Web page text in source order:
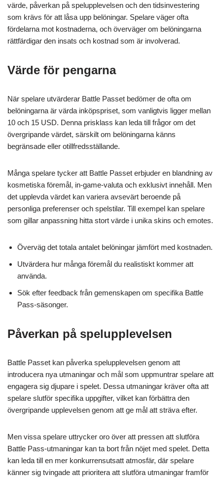
värde, påverkan på spelupplevelsen och den tidsinvestering
som krävs för att låsa upp belöningar. Spelare väger ofta
fördelarna mot kostnaderna, och överväger om belöningarna
rättfärdigar den insats och kostnad som är involverad.
Värde för pengarna
När spelare utvärderar Battle Passet bedömer de ofta om
belöningarna är värda inköpspriset, som vanligtvis ligger mellan
10 och 15 USD. Denna prisklass kan leda till frågor om det
övergripande värdet, särskilt om belöningarna känns
begränsade eller otillfredsställande.
Många spelare tycker att Battle Passet erbjuder en blandning av
kosmetiska föremål, in-game-valuta och exklusivt innehåll. Men
det upplevda värdet kan variera avsevärt beroende på
personliga preferenser och spelstilar. Till exempel kan spelare
som gillar anpassning hitta stort värde i unika skins och emotes.
Överväg det totala antalet belöningar jämfört med kostnaden.
Utvärdera hur många föremål du realistiskt kommer att
använda.
Sök efter feedback från gemenskapen om specifika Battle
Pass-säsonger.
Påverkan på spelupplevelsen
Battle Passet kan påverka spelupplevelsen genom att
introducera nya utmaningar och mål som uppmuntrar spelare att
engagera sig djupare i spelet. Dessa utmaningar kräver ofta att
spelare slutför specifika uppgifter, vilket kan förbättra den
övergripande upplevelsen genom att ge mål att sträva efter.
Men vissa spelare uttrycker oro över att pressen att slutföra
Battle Pass-utmaningar kan ta bort från nöjet med spelet. Detta
kan leda till en mer konkurrensutsatt atmosfär, där spelare
känner sig tvingade att prioritera att slutföra utmaningar framför